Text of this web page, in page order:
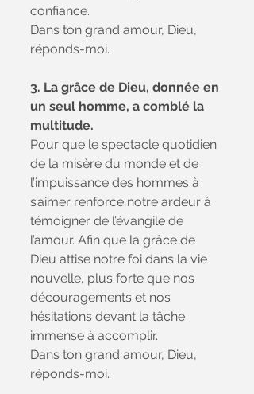
confiance.
Dans ton grand amour, Dieu,
réponds-moi.
3. La grâce de Dieu, donnée en
un seul homme, a comblé la
multitude.
Pour que le spectacle quotidien
de la misère du monde et de
l’impuissance des hommes à
s’aimer renforce notre ardeur à
témoigner de l’évangile de
l’amour. Afin que la grâce de
Dieu attise notre foi dans la vie
nouvelle, plus forte que nos
découragements et nos
hésitations devant la tâche
immense à accomplir.
Dans ton grand amour, Dieu,
réponds-moi.